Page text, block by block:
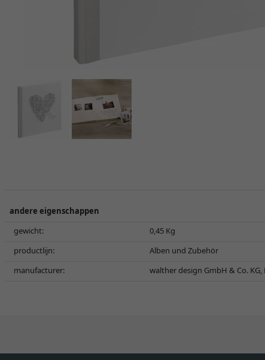
andere eigenschappen
gewicht:
0,45 Kg
productlijn:
Alben und Zubehör
manufacturer:
walther design GmbH & Co.